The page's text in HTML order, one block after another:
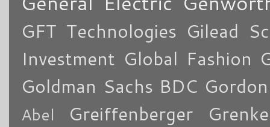
GFT Technologies Gilead
Investment Global Fashion
Goldman Sachs BDC
Abel Greiffenberger
Grenke